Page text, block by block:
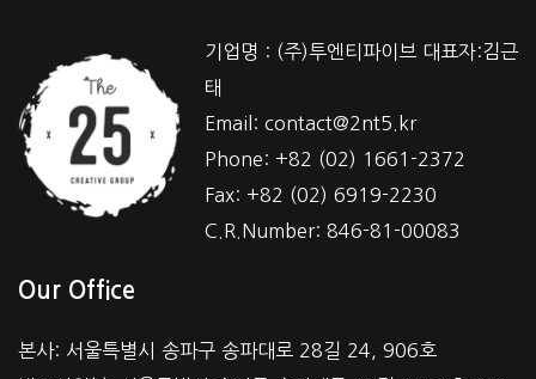
기업명 : (주)투엔티파이브 대표자:김근
태
Email: contact@2nt5.kr
Phone: +82 (02) 1661-2372
Fax: +82 (02) 6919-2230
C.R.Number: 846-81-00083
Our Office
본사: 서울특별시 송파구 송파대로 28길 24, 906호